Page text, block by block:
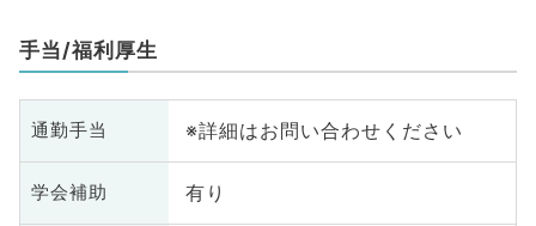
手当/福利厚生
通勤手当 ※詳細はお問い合わせください
学会補助 有り